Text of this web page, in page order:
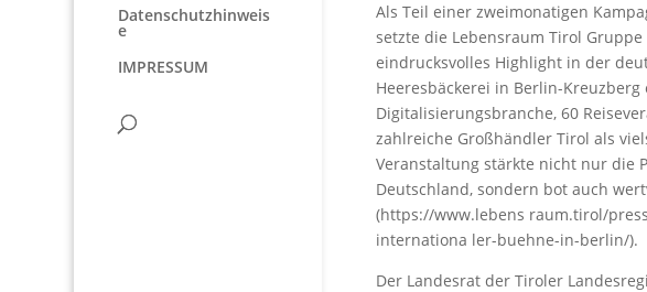
Datenschutzhinweis
e
IMPRESSUM
Als Teil einer zweimonatigen
setzte die Lebensraum Tirol
eindrucksvolles Highlight in der
Heeresbäckerei in Berlin-
Digitalisierungsbranche, 60
zahlreiche Großhändler Tirol als
Veranstaltung stärkte nicht nur die
Deutschland, sondern bot auch
(https://www.lebens raum.tirol/
internationa ler-buehne-in-berlin/).
Der Landesrat der Tiroler